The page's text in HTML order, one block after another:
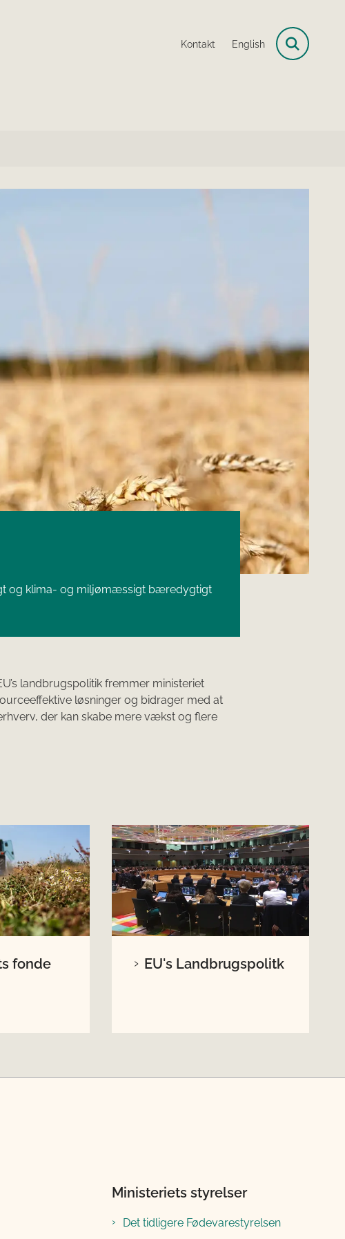
Kontakt English
og klima- og miljømæssigt bæredygtigt
landbrugspolitik fremmer ministeriet
løsninger og bidrager med at
der kan skabe mere vækst og flere
fonde EU's Landbrugspolitk
Ministeriets styrelser
Det tidligere Fødevarestyrelsen